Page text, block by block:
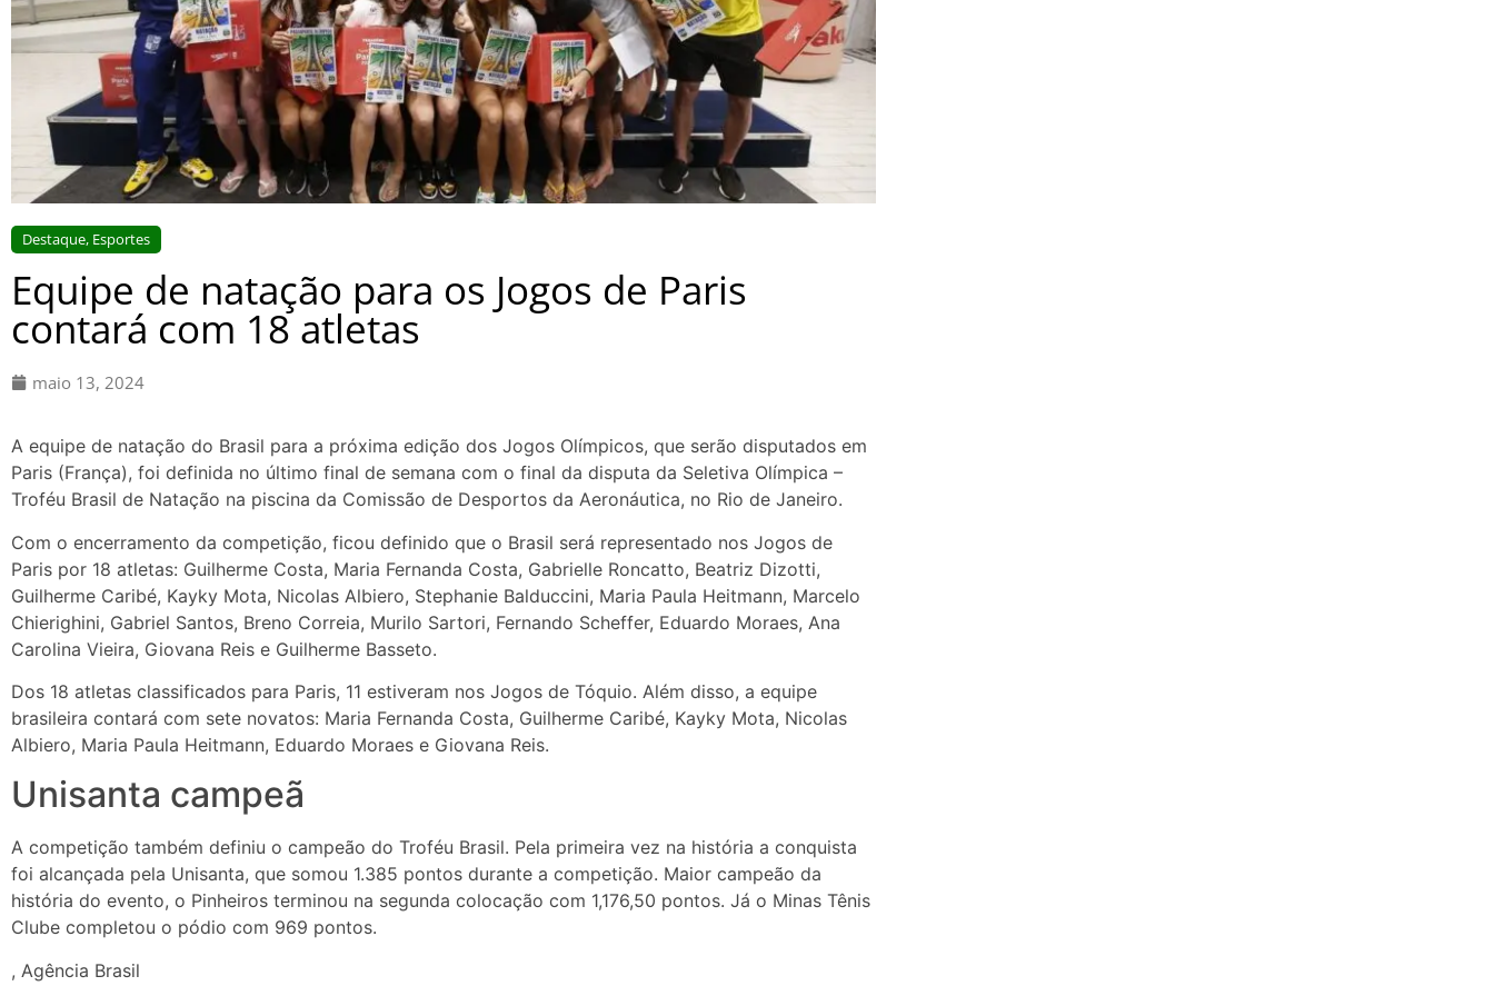
Destaque, Esportes
Equipe de natação para os Jogos de Paris
contará com 18 atletas
maio 13, 2024
A equipe de natação do Brasil para a próxima edição dos Jogos Olímpicos, que serão disputados em
Paris (França), foi definida no último final de semana com o final da disputa da Seletiva Olímpica –
Troféu Brasil de Natação na piscina da Comissão de Desportos da Aeronáutica, no Rio de Janeiro.
Com o encerramento da competição, ficou definido que o Brasil será representado nos Jogos de
Paris por 18 atletas: Guilherme Costa, Maria Fernanda Costa, Gabrielle Roncatto, Beatriz Dizotti,
Guilherme Caribé, Kayky Mota, Nicolas Albiero, Stephanie Balduccini, Maria Paula Heitmann, Marcelo
Chierighini, Gabriel Santos, Breno Correia, Murilo Sartori, Fernando Scheffer, Eduardo Moraes, Ana
Carolina Vieira, Giovana Reis e Guilherme Basseto.
Dos 18 atletas classificados para Paris, 11 estiveram nos Jogos de Tóquio. Além disso, a equipe
brasileira contará com sete novatos: Maria Fernanda Costa, Guilherme Caribé, Kayky Mota, Nicolas
Albiero, Maria Paula Heitmann, Eduardo Moraes e Giovana Reis.
Unisanta campeã
A competição também definiu o campeão do Troféu Brasil. Pela primeira vez na história a conquista
foi alcançada pela Unisanta, que somou 1.385 pontos durante a competição. Maior campeão da
história do evento, o Pinheiros terminou na segunda colocação com 1,176,50 pontos. Já o Minas Tênis
Clube completou o pódio com 969 pontos.
, Agência Brasil